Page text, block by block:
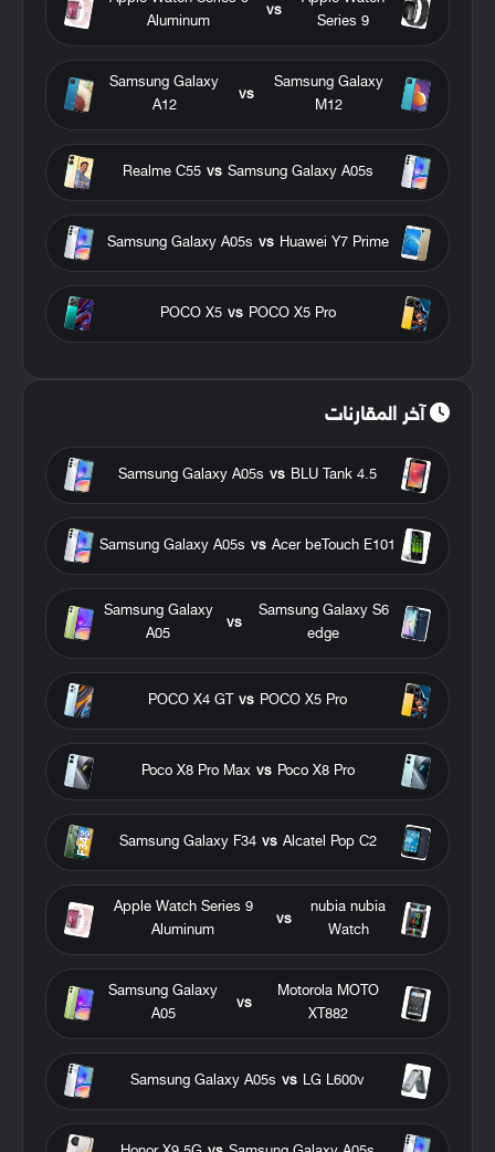
Series 9
vs
Aluminum
Samsung Galaxy
M12
vs
Samsung Galaxy
A12
Samsung Galaxy A05s
vs
Realme C55
Huawei Y7 Prime
vs
Samsung Galaxy A05s
POCO X5 Pro
vs
POCO X5
آخر المقارنات
BLU Tank 4.5
vs
Samsung Galaxy A05s
Acer beTouch E101
vs
Samsung Galaxy A05s
Samsung Galaxy S6
edge
vs
Samsung Galaxy
A05
POCO X5 Pro
vs
POCO X4 GT
Poco X8 Pro
vs
Poco X8 Pro Max
Alcatel Pop C2
vs
Samsung Galaxy F34
nubia nubia
Watch
vs
Apple Watch Series 9
Aluminum
Motorola MOTO
XT882
vs
Samsung Galaxy
A05
LG L600v
vs
Samsung Galaxy A05s